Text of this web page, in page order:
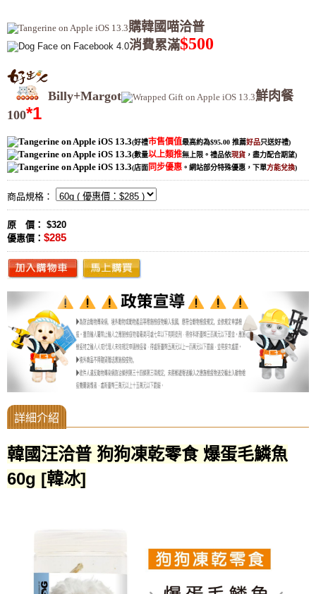
購韓國喵洽普
消費累滿$500
Billy+Margot
鮮肉餐
100*1
(好禮市售價值最高約為$95.00 推薦好品只送好禮)
(數量以上類推無上限。禮品依現貨 ，盡力配合期望)
(店面 同步優惠 。網站部分特殊優惠，下單方能兌換)
商品規格：
原 價： $320
優惠價： $285
韓國汪洽普 狗狗凍乾零食 爆蛋毛鱗魚
60g [韓冰]